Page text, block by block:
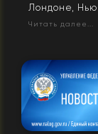
Лондоне,
Читать далее...